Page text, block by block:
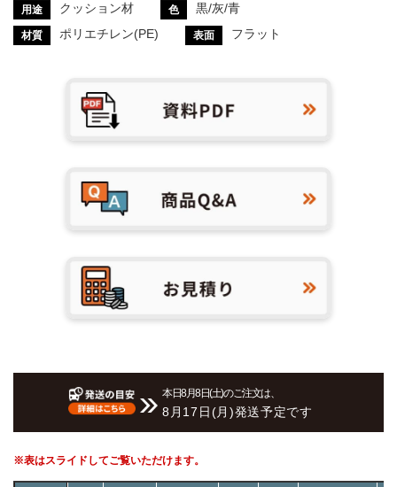
用途 クッション材 色 黒/灰/青
材質 ポリエチレン(PE) 表面 フラット
本日8月8日(土)のご注文は、
8月17日(月)発送予定です
※表はスライドしてご覧いただけます。